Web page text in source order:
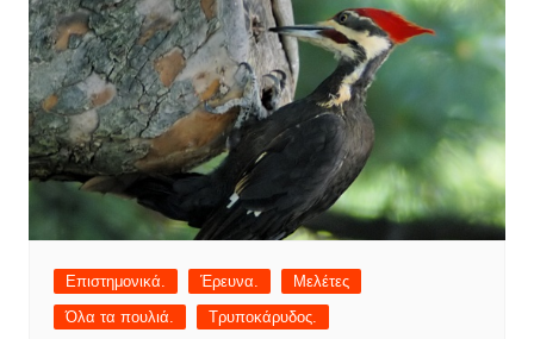
Επιστημονικά. Έρευνα.
Μελέτες
Όλα τα πουλιά.
Τρυποκάρυδος.